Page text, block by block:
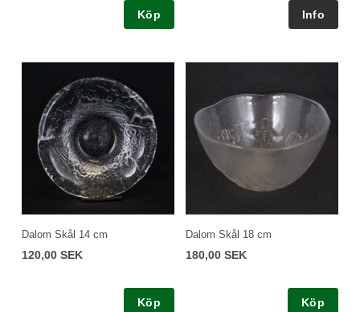
Köp
Dalom Skål 14 cm
120,00 SEK
Köp
Dalom Skål 18 cm
180,00 SEK
Köp